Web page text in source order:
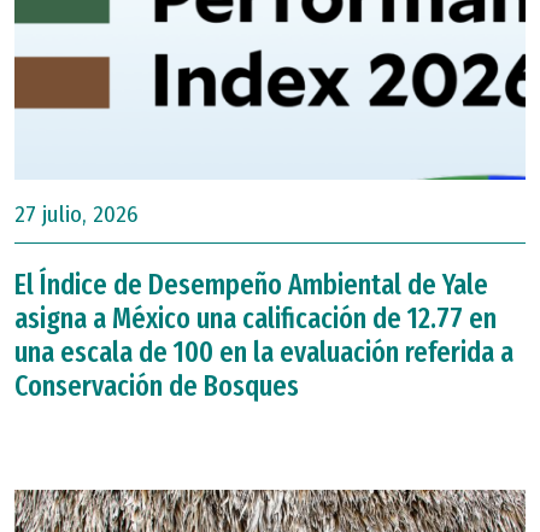
27 julio, 2026
El Índice de Desempeño Ambiental de Yale
asigna a México una calificación de 12.77 en
una escala de 100 en la evaluación referida a
Conservación de Bosques